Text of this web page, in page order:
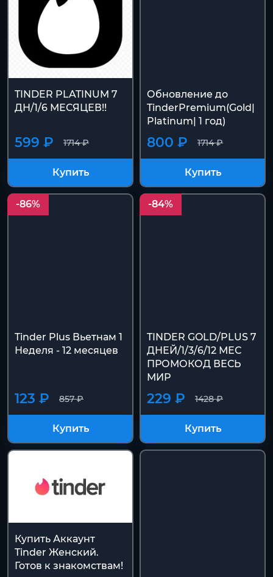
TINDER PLATINUM 7
ДН/1/6 МЕСЯЦЕВ!!
1714 ₽
599 ₽
Купить
Обновление до
TinderPremium(Gold|
Platinum| 1 год)
1714 ₽
800 ₽
Купить
-86%
Tinder Plus Вьетнам 1
Неделя - 12 месяцев
857 ₽
123 ₽
Купить
-84%
TINDER GOLD/PLUS 7
ДНЕЙ/1/3/6/12 МЕС
ПРОМОКОД ВЕСЬ
МИР
1428 ₽
229 ₽
Купить
Купить Аккаунт
Tinder Женский.
Готов к знакомствам!